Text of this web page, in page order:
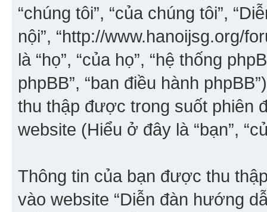
“chúng tôi”, “của chúng tôi”,
nội”, “http://www.hanoijsg.org/
là “họ”, “của họ”, “hệ thống
phpBB”, “ban điều hành
thu thập được trong suốt phiên
website (Hiểu ở đây là “bạn”,
Thông tin của bạn được thu
vào website “Diễn đàn hướng